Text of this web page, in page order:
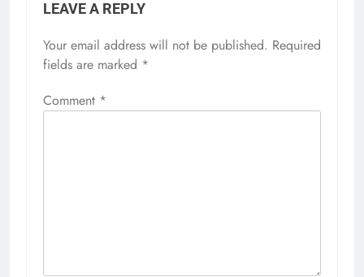
LEAVE A REPLY
Your email address will not be published. Required
fields are marked *
Comment *